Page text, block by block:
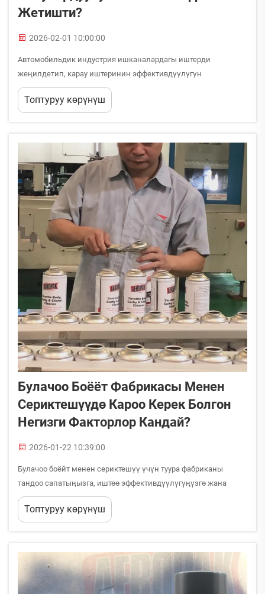
Жетишти?
2026-02-01 10:00:00
Автомобильдик индустрия ишканалардагы иштерди
жеңилдетип, карау иштеринин эффективдүүлүгүн
жогорулатуучу жаңы технологиялык чечимдер менен өнүгүп
барып жатат. Бүгүнкү заманбап транспорт каражаттарын
кылат...
Топтуруу көрүнүш
Булачоо Боёёт Фабрикасы Менен
Сериктешүүдө Кароо Керек Болгон
Негизги Факторлор Кандай?
2026-01-22 10:39:00
Булачоо боёйт менен сериктешүү үчүн туура фабриканы
тандоо сапатыңызга, иштөө эффективдүүлүгүңүзгө жана
рыноктогу ийгиликке чоң таасир этэ турган бир нече маанилүү
факторлорду убакыт ылайык баалоону талап кылат. Булачоо
Топтуруу көрүнүш